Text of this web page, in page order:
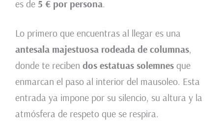
es de 5 € por persona.
Lo primero que encuentras al llegar es una
antesala majestuosa rodeada de columnas,
donde te reciben dos estatuas solemnesque
enmarcan el paso al interior del mausoleo. Esta
entrada ya impone por su silencio, su altura y la
atmósfera de respeto que se respira.